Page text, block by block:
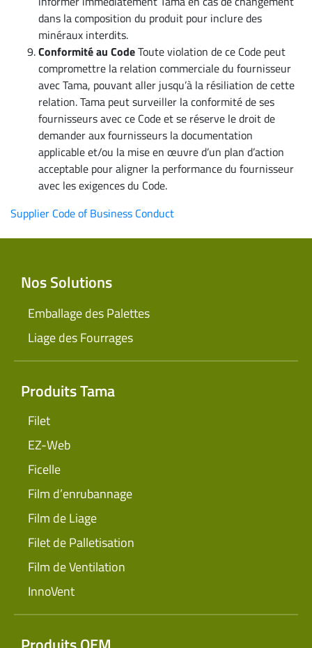
dans la composition du produit pour inclure des
minéraux interdits.
Conformité au CodeToute violation de ce Code peut
compromettre la relation commerciale du fournisseur
avec Tama, pouvant aller jusqu’à la résiliation de cette
relation. Tama peut surveiller la conformité de ses
fournisseurs avec ce Code et se réserve le droit de
demander aux fournisseurs la documentation
applicable et/ou la mise en œuvre d’un plan d’action
acceptable pour aligner la performance du fournisseur
avec les exigences du Code.
Supplier Code of Business Conduct
Nos Solutions
Emballage des Palettes
Liage des Fourrages
Produits Tama
Filet
EZ-Web
Ficelle
Film d’enrubannage
Film de Liage
Filet de Palletisation
Film de Ventilation
InnoVent